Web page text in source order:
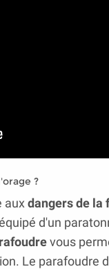
?
aux dangers de la
d'un
vous
Le parafoudre